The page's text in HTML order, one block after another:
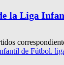
la Liga
de Fútbol.